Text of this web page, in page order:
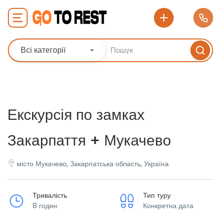
Всі категорії
Екскурсія по замках
Закарпаття + Мукачево
місто Мукачево, Закарпатська область, Україна
Тривалість
8 годин
Тип туру
Конкретна дата